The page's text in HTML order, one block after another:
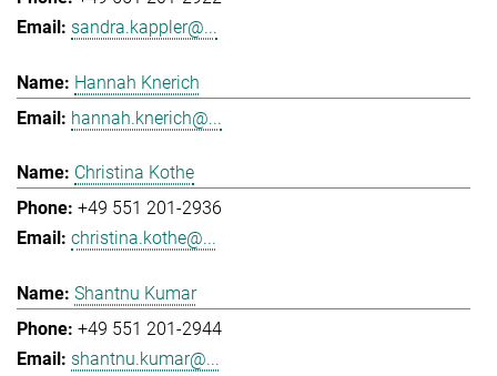
sandra.kappler@...
Hannah Knerich
hannah.knerich@...
Christina Kothe
+49 551 201-2936
christina.kothe@...
Shantnu Kumar
+49 551 201-2944
shantnu.kumar@...